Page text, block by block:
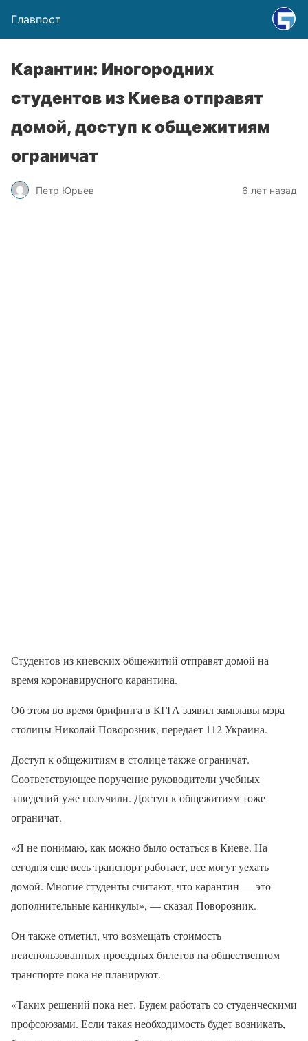
Главпост
Карантин: Иногородних
студентов из Киева отправят
домой, доступ к общежитиям
ограничат
Петр Юрьев 6 лет назад
Студентов из киевских общежитий отправят домой на
время коронавирусного карантина.
Об этом во время брифинга в КГГА заявил замглавы мэра
столицы Николай Поворозник, передает 112 Украина.
Доступ к общежитиям в столице также ограничат.
Соответствующее поручение руководители учебных
заведений уже получили. Доступ к общежитиям тоже
ограничат.
«Я не понимаю, как можно было остаться в Киеве. На
сегодня еще весь транспорт работает, все могут уехать
домой. Многие студенты считают, что карантин — это
дополнительные каникулы», — сказал Поворозник.
Он также отметил, что возмещать стоимость
неиспользованных проездных билетов на общественном
транспорте пока не планируют.
«Таких решений пока нет. Будем работать со студенческими
профсоюзами. Если такая необходимость будет возникать,